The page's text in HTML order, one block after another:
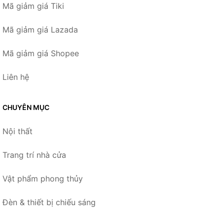
Mã giảm giá Tiki
Mã giảm giá Lazada
Mã giảm giá Shopee
Liên hệ
CHUYÊN MỤC
Nội thất
Trang trí nhà cửa
Vật phẩm phong thủy
Đèn & thiết bị chiếu sáng